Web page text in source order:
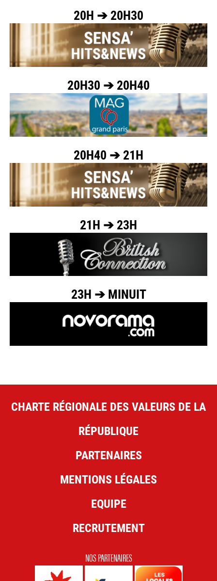
20H ➔ 20H30
20H30 ➔ 20H40
20H40 ➔ 21H
21H ➔ 23H
23H ➔ MINUIT
CHARTE RÉGIONALE DES VALEURS DE LA
RÉPUBLIQUE
PARTENAIRES
MENTIONS LÉGALES
EQUIPE
RECRUTEMENT
NOS PARTENAIRES